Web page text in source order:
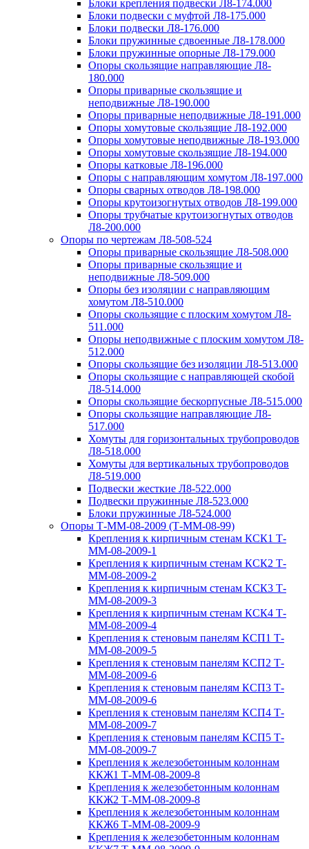
Блоки крепления подвески Л8-174.000
Блоки подвески с муфтой Л8-175.000
Блоки подвески Л8-176.000
Блоки пружинные сдвоенные Л8-178.000
Блоки пружинные опорные Л8-179.000
Опоры скользящие направляющие Л8-
180.000
Опоры приварные скользящие и
неподвижные Л8-190.000
Опоры приварные неподвижные Л8-191.000
Опоры хомутовые скользящие Л8-192.000
Опоры хомутовые неподвижные Л8-193.000
Опоры хомутовые скользящие Л8-194.000
Опоры катковые Л8-196.000
Опоры с направляющим хомутом Л8-197.000
Опоры сварных отводов Л8-198.000
Опоры крутоизогнутых отводов Л8-199.000
Опоры трубчатые крутоизогнутых отводов
Л8-200.000
Опоры по чертежам Л8-508-524
Опоры приварные скользящие Л8-508.000
Опоры приварные скользящие и
неподвижные Л8-509.000
Опоры без изоляции с направляющим
хомутом Л8-510.000
Опоры скользящие с плоским хомутом Л8-
511.000
Опоры неподвижные с плоским хомутом Л8-
512.000
Опоры скользящие без изоляции Л8-513.000
Опоры скользящие с направляющей скобой
Л8-514.000
Опоры скользящие бескорпусные Л8-515.000
Опоры скользящие направляющие Л8-
517.000
Хомуты для горизонтальных трубопроводов
Л8-518.000
Хомуты для вертикальных трубопроводов
Л8-519.000
Подвески жесткие Л8-522.000
Подвески пружинные Л8-523.000
Блоки пружинные Л8-524.000
Опоры Т-ММ-08-2009 (Т-ММ-08-99)
Крепления к кирпичным стенам КСК1 Т-
ММ-08-2009-1
Крепления к кирпичным стенам КСК2 Т-
ММ-08-2009-2
Крепления к кирпичным стенам КСК3 Т-
ММ-08-2009-3
Крепления к кирпичным стенам КСК4 Т-
ММ-08-2009-4
Крепления к стеновым панелям КСП1 Т-
ММ-08-2009-5
Крепления к стеновым панелям КСП2 Т-
ММ-08-2009-6
Крепления к стеновым панелям КСП3 Т-
ММ-08-2009-6
Крепления к стеновым панелям КСП4 Т-
ММ-08-2009-7
Крепления к стеновым панелям КСП5 Т-
ММ-08-2009-7
Крепления к железобетонным колоннам
ККЖ1 Т-ММ-08-2009-8
Крепления к железобетонным колоннам
ККЖ2 Т-ММ-08-2009-8
Крепления к железобетонным колоннам
ККЖ6 Т-ММ-08-2009-9
Крепления к железобетонным колоннам